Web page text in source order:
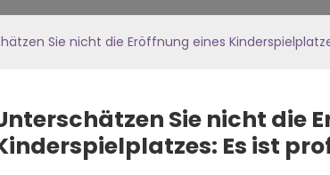
Sie nicht die Eröffnung eines
Sie nicht die
Es ist